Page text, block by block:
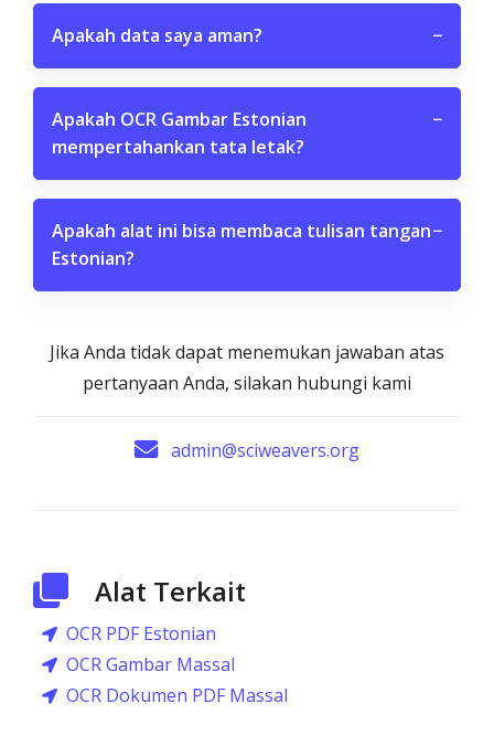
Apakah data saya aman? −
Apakah OCR Gambar Estonian
mempertahankan tata letak?
−
Apakah alat ini bisa membaca tulisan tangan
Estonian?
−
Jika Anda tidak dapat menemukan jawaban atas
pertanyaan Anda, silakan hubungi kami
admin@sciweavers.org
Alat Terkait
OCR PDF Estonian
OCR Gambar Massal
OCR Dokumen PDF Massal